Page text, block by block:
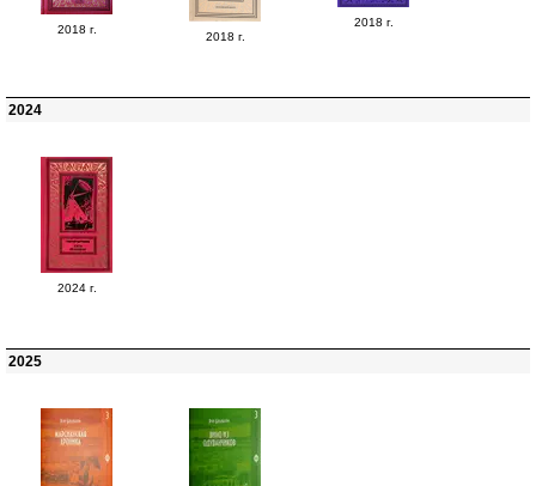
2018 г.
2018 г.
2018 г.
2024
2024 г.
2025